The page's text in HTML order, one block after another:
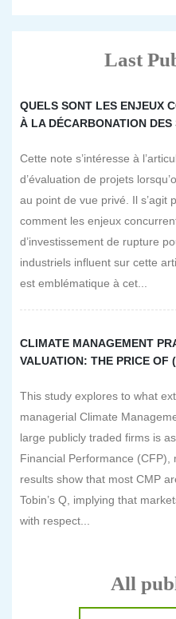
Last
QUELS SONT LES ENJEUX
À LA DÉCARBONATION
Cette note s’intéresse à
d’évaluation de projets
au point de vue privé. Il s’agit
comment les enjeux
d’investissement de rupture
industriels influent sur cette
est emblématique à cet...
CLIMATE MANAGEMENT
VALUATION: THE PRICE OF
This study explores to what
managerial Climate
large publicly traded firms is
Financial Performance (CFP),
results show that most CMP
Tobin’s Q, implying that
with respect...
All